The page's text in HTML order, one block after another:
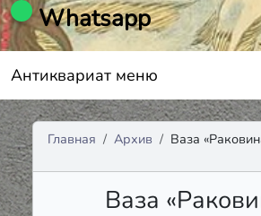
Whatsapp
Антиквариат меню
Главная Архив Ваза
Ваза